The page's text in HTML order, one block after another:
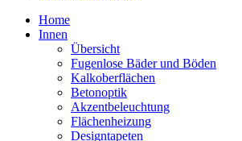
Home
Innen
Übersicht
Fugenlose Bäder und Böden
Kalkoberflächen
Betonoptik
Akzentbeleuchtung
Flächenheizung
Designtapeten